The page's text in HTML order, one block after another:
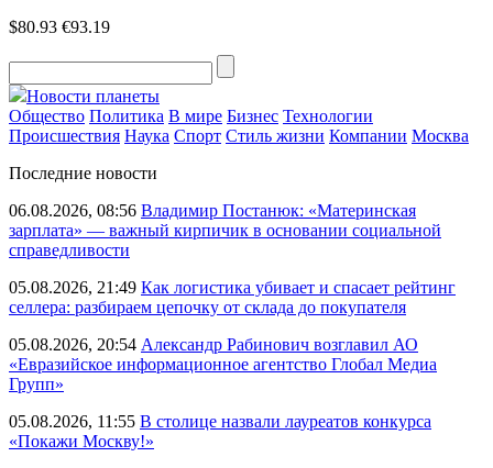
$80.93 €93.19
Новости планеты
Общество Политика В мире Бизнес Технологии
Происшествия Наука Спорт Стиль жизни Компании Москва
Последние новости
06.08.2026, 08:56 Владимир Постанюк: «Материнская
зарплата» — важный кирпичик в основании социальной
справедливости
05.08.2026, 21:49 Как логистика убивает и спасает рейтинг
селлера: разбираем цепочку от склада до покупателя
05.08.2026, 20:54 Александр Рабинович возглавил АО
«Евразийское информационное агентство Глобал Медиа
Групп»
05.08.2026, 11:55 В столице назвали лауреатов конкурса
«Покажи Москву!»